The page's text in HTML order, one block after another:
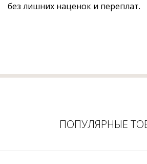
без лишних наценок и переплат.
ПОПУЛЯРНЫЕ